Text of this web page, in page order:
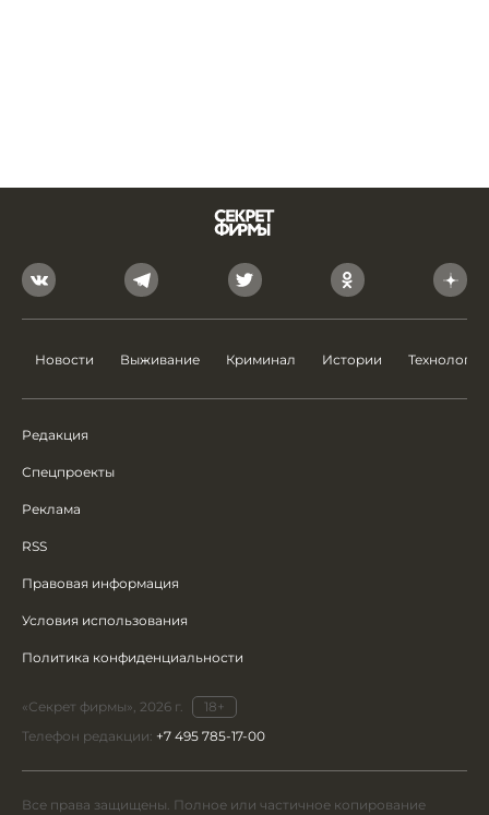
Новости Выживание Криминал Истории Технологии
Редакция
Спецпроекты
Реклама
RSS
Правовая информация
Условия использования
Политика конфиденциальности
«Секрет фирмы», 2026 г.
18+
Телефон редакции: +7 495 785-17-00
Все права защищены. Полное или частичное копирование